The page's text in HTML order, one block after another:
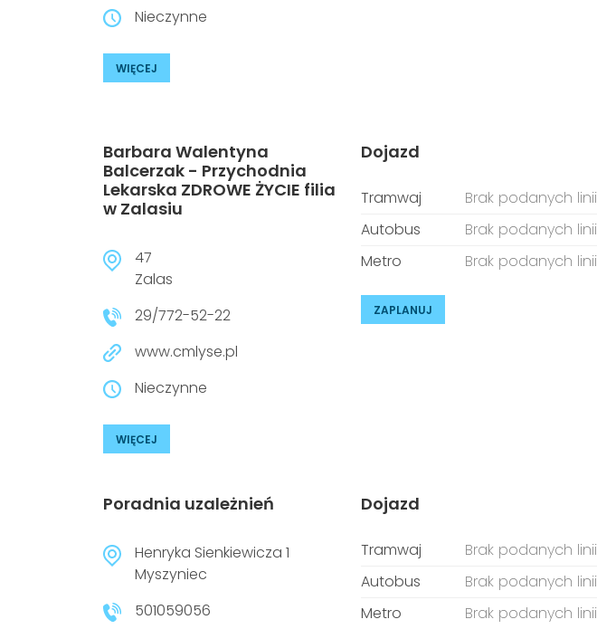
Nieczynne
WIĘCEJ
Barbara Walentyna
Balcerzak - Przychodnia
Lekarska ZDROWE ŻYCIE filia
w Zalasiu
47
Zalas
29/772-52-22
www.cmlyse.pl
Nieczynne
WIĘCEJ
Dojazd
Tramwaj
Brak podanych linii
Autobus
Brak podanych linii
Metro
Brak podanych linii
ZAPLANUJ
Poradnia uzależnień
Henryka Sienkiewicza 1
Myszyniec
501059056
Dojazd
Tramwaj
Brak podanych linii
Autobus
Brak podanych linii
Metro
Brak podanych linii